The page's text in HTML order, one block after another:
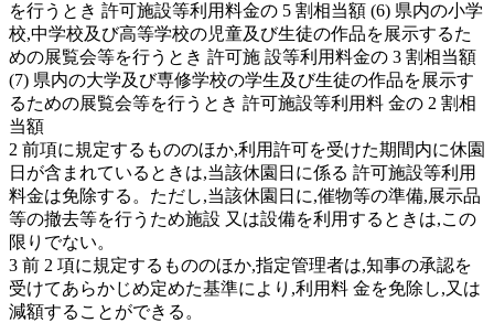
を行うとき 許可施設等利用料金の 5 割相当額 (6) 県内の小学
校,中学校及び高等学校の児童及び生徒の作品を展示するた
めの展覧会等を行うとき 許可施 設等利用料金の 3 割相当額
(7) 県内の大学及び専修学校の学生及び生徒の作品を展示す
るための展覧会等を行うとき 許可施設等利用料 金の 2 割相
当額
2 前項に規定するもののほか,利用許可を受けた期間内に休園
日が含まれているときは,当該休園日に係る 許可施設等利用
料金は免除する。ただし,当該休園日に,催物等の準備,展示品
等の撤去等を行うため施設 又は設備を利用するときは,この
限りでない。
3 前 2 項に規定するもののほか,指定管理者は,知事の承認を
受けてあらかじめ定めた基準により,利用料 金を免除し,又は
減額することができる。